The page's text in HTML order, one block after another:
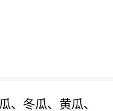
、冬瓜、黄瓜、